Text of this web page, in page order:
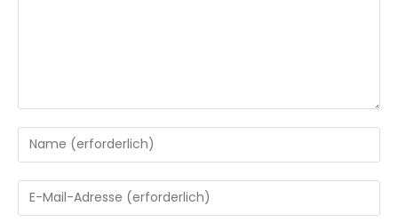
Gib
deinen
Namen
oder
Gib
deine